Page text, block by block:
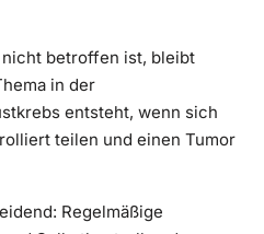
betroffen ist, bleibt
in der
entsteht, wenn sich
teilen und einen Tumor
Regelmäßige